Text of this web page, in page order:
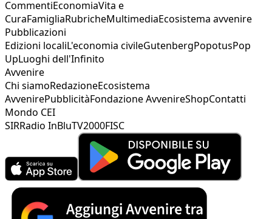
CommentiEconomiaVita e
CuraFamigliaRubricheMultimediaEcosistema avvenire
Pubblicazioni
Edizioni localiL'economia civileGutenbergPopotusPop
UpLuoghi dell'Infinito
Avvenire
Chi siamoRedazioneEcosistema
AvvenirePubblicitàFondazione AvvenireShopContatti
Mondo CEI
SIRRadio InBluTV2000FISC